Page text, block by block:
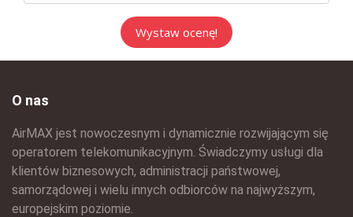
O nas
AirMAX jest nowoczesnym i dynamicznie rozwijającym się
operatorem telekomunikacyjnym. Świadczymy usługi dla
klientów biznesowych, administracji państwowej,
samorządowej i wielu innych odbiorców na najwyższym,
europejskim poziomie.